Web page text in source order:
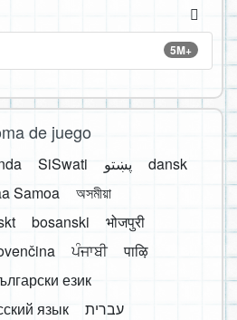
5M+
de juego
SiSwati پښتو
dansk
Samoa
অসমীয়া
bosanski
भोजपुरी
ਪੰਜਾਬੀ
पाऴि
език
язык
עברית